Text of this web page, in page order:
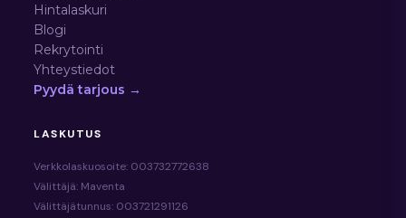
Hintalaskuri
Blogi
Rekrytointi
Yhteystiedot
Pyydä tarjous →
LASKUTUS
Verkkolaskuosoite: 003732772638
Välittäjä: Maventa
Välittäjätunnus: 003721291126